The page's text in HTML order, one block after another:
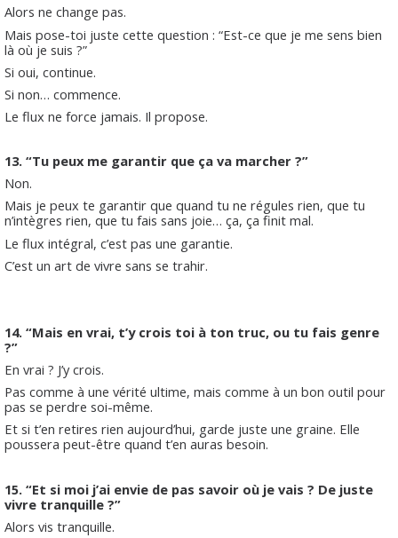
Alors ne change pas.
Mais pose-toi juste cette question : “Est-ce que je me sens bien
là où je suis ?”
Si oui, continue.
Si non… commence.
Le flux ne force jamais. Il propose.
13. “Tu peux me garantir que ça va marcher ?”
Non.
Mais je peux te garantir que quand tu ne régules rien, que tu
n’intègres rien, que tu fais sans joie… ça, ça finit mal.
Le flux intégral, c’est pas une garantie.
C’est un art de vivre sans se trahir.
14. “Mais en vrai, t’y crois toi à ton truc, ou tu fais genre
?”
En vrai ? J’y crois.
Pas comme à une vérité ultime, mais comme à un bon outil pour
pas se perdre soi-même.
Et si t’en retires rien aujourd’hui, garde juste une graine. Elle
poussera peut-être quand t’en auras besoin.
15. “Et si moi j’ai envie de pas savoir où je vais ? De juste
vivre tranquille ?”
Alors vis tranquille.